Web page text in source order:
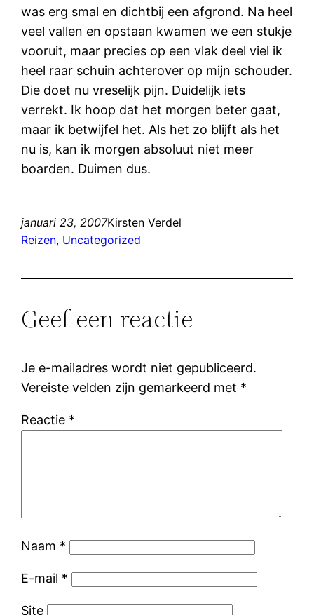
was erg smal en dichtbij een afgrond. Na heel
veel vallen en opstaan kwamen we een stukje
vooruit, maar precies op een vlak deel viel ik
heel raar schuin achterover op mijn schouder.
Die doet nu vreselijk pijn. Duidelijk iets
verrekt. Ik hoop dat het morgen beter gaat,
maar ik betwijfel het. Als het zo blijft als het
nu is, kan ik morgen absoluut niet meer
boarden. Duimen dus.
januari 23, 2007Kirsten Verdel
Reizen, Uncategorized
Geef een reactie
Je e-mailadres wordt niet gepubliceerd.
Vereiste velden zijn gemarkeerd met *
Reactie *
Naam *
E-mail *
Site